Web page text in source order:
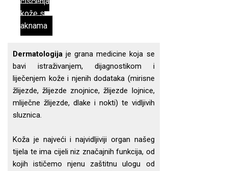
kože s
aknama
Dermatologija je grana medicine koja se
bavi istraživanjem, dijagnostikom i
liječenjem kože i njenih dodataka (mirisne
žlijezde, žlijezde znojnice, žlijezde lojnice,
mliječne žlijezde, dlake i nokti) te vidljivih
sluznica.
Koža je najveći i najvidljiviji organ našeg
tijela te ima cijeli niz značajnih funkcija, od
kojih ističemo njenu zaštitnu ulogu od